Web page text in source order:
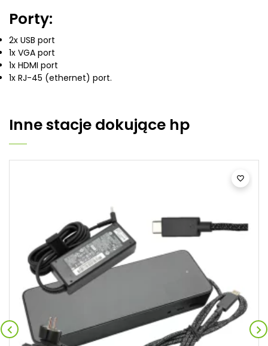
Porty:
2x USB port
1x VGA port
1x HDMI port
1x RJ-45 (ethernet) port.
Innestacje dokujące hp


